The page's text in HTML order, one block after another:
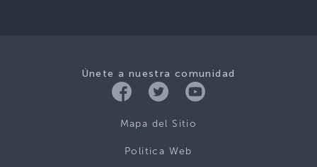
Únete a nuestra comunidad
Mapa del Sitio
Politica Web